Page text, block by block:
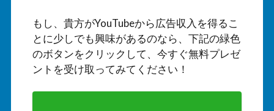
もし、貴方がYouTubeから広告収入を得るこ
とに少しでも興味があるのなら、下記の緑色
のボタンをクリックして、今すぐ無料プレゼ
ントを受け取ってみてください！